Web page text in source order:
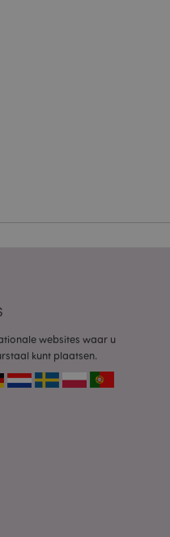
websites waar u
kunt plaatsen.